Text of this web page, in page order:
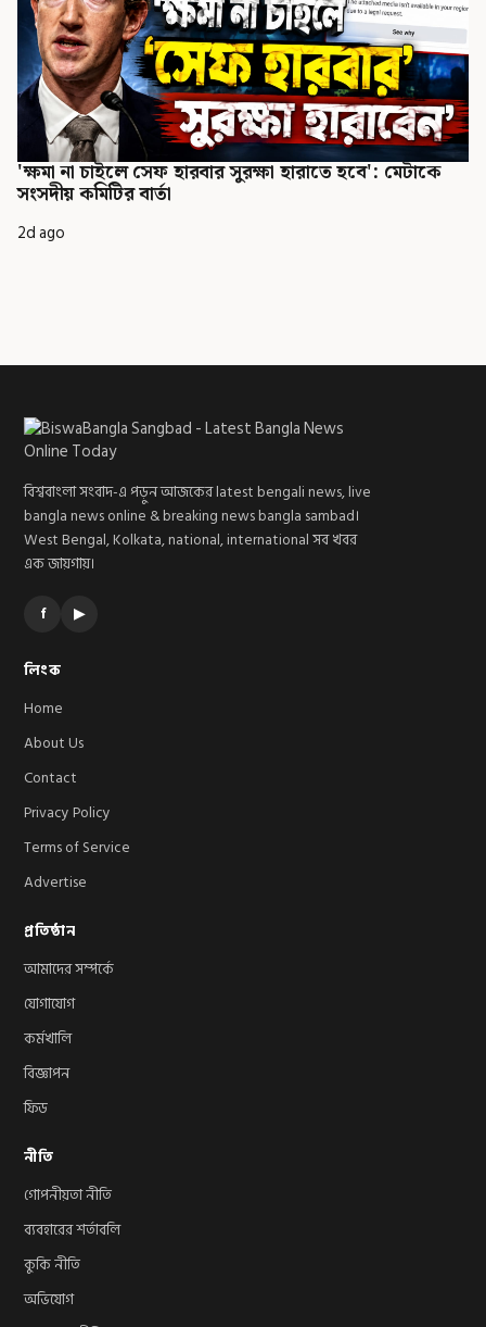
'ক্ষমা না চাইলে সেফ হারবার সুরক্ষা হারাতে হবে': মেটাকে
সংসদীয় কমিটির বার্তা
2d ago
বিশ্ববাংলা সংবাদ-এ পড়ুন আজকের latest bengali news, live
bangla news online & breaking news bangla sambad।
West Bengal, Kolkata, national, international সব খবর
এক জায়গায়।
f ▶
লিংক
Home
About Us
Contact
Privacy Policy
Terms of Service
Advertise
প্রতিষ্ঠান
আমাদের সম্পর্কে
যোগাযোগ
কর্মখালি
বিজ্ঞাপন
ফিড
নীতি
গোপনীয়তা নীতি
ব্যবহারের শর্তাবলি
কুকি নীতি
অভিযোগ